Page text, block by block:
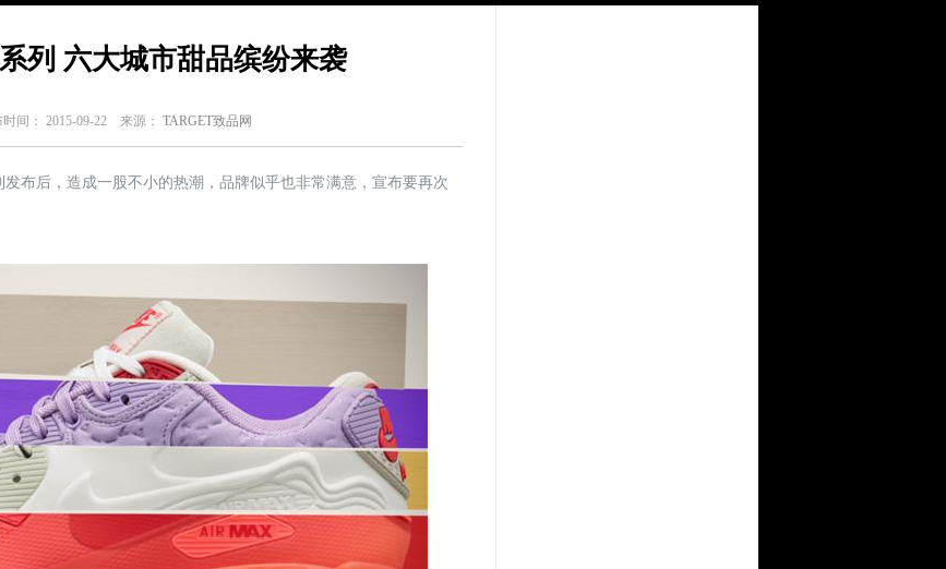
列 六大城市甜品缤纷来袭
时间： 2015-09-22 来源： TARGET致品网
布后，造成一股不小的热潮，品牌似乎也非常满意，宣布要再次